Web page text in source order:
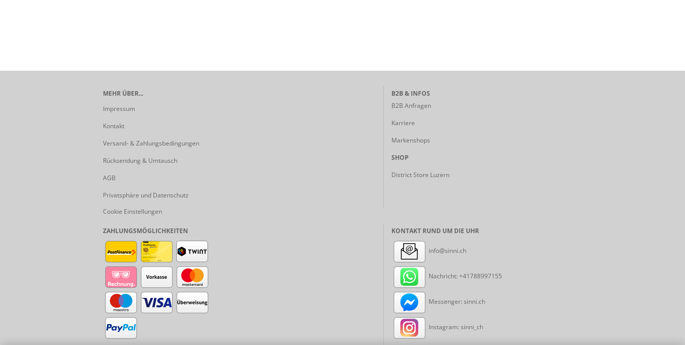
MEHR ÜBER...
Impressum
Kontakt
Versand- & Zahlungsbedingungen
Rücksendung & Umtausch
AGB
Privatsphäre und Datenschutz
Cookie Einstellungen
B2B & INFOS
B2B Anfragen
Karriere
Markenshops
SHOP
District Store Luzern
ZAHLUNGSMÖGLICHKEITEN KONTAKT RUND UM DIE UHR
info@sinni.ch
Nachricht: +41788997155
Messenger: sinni.ch
Instagram: sinni_ch